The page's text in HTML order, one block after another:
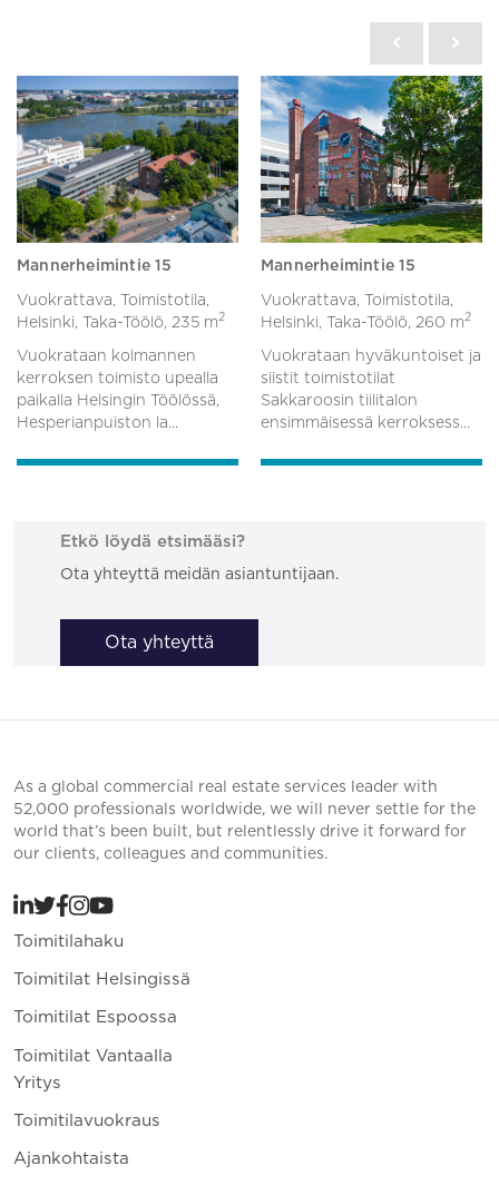
Mannerheimintie 15
Vuokrattava, Toimistotila,
Helsinki, Taka-Töölö, 235 m2
Vuokrataan kolmannen
kerroksen toimisto upealla
paikalla Helsingin Töölössä,
Hesperianpuiston la...
Mannerheimintie 15
Vuokrattava, Toimistotila,
Helsinki, Taka-Töölö, 260 m2
Vuokrataan hyväkuntoiset ja
siistit toimistotilat
Sakkaroosin tiilitalon
ensimmäisessä kerroksess...
Etkö löydä etsimääsi?
Ota yhteyttä meidän asiantuntijaan.
Ota yhteyttä
As a global commercial real estate services leader with
52,000 professionals worldwide, we will never settle for the
world that’s been built, but relentlessly drive it forward for
our clients, colleagues and communities.
Toimitilahaku
Toimitilat Helsingissä
Toimitilat Espoossa
Toimitilat Vantaalla
Yritys
Toimitilavuokraus
Ajankohtaista